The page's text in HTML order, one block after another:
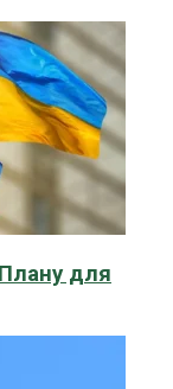
для